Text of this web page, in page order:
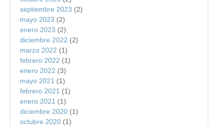
septiembre 2023 (2)
mayo 2023 (2)
enero 2023 (2)
diciembre 2022 (2)
marzo 2022 (1)
febrero 2022 (1)
enero 2022 (3)
mayo 2021 (1)
febrero 2021 (1)
enero 2021 (1)
diciembre 2020 (1)
octubre 2020 (1)